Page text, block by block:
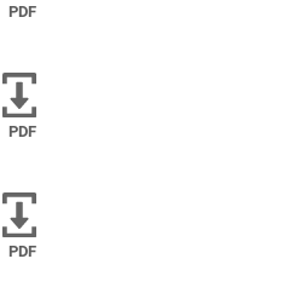
PDF
PDF
PDF